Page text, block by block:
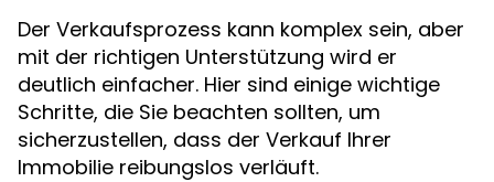
Der Verkaufsprozess kann komplex sein, aber
mit der richtigen Unterstützung wird er
deutlich einfacher. Hier sind einige wichtige
Schritte, die Sie beachten sollten, um
sicherzustellen, dass der Verkauf Ihrer
Immobilie reibungslos verläuft.